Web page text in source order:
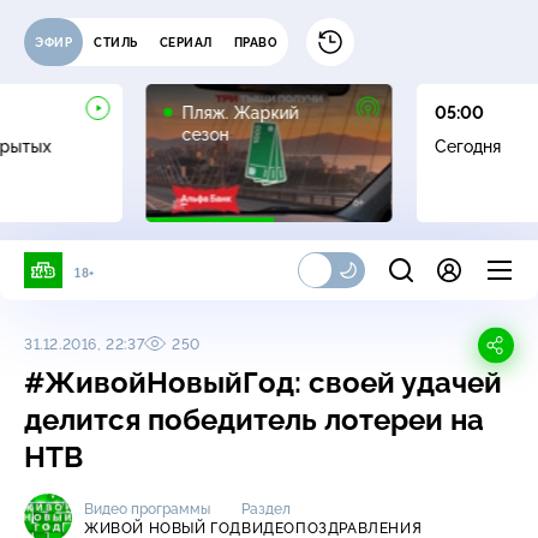
ЭФИР СТИЛЬ СЕРИАЛ ПРАВО
Пляж. Жаркий
сезон
16+
05:00
Сегодня
18+
31.12.2016, 22:37 250
#ЖивойНовыйГод: своей удачей
делится победитель лотереи на
НТВ
Видео программы
ЖИВОЙ НОВЫЙ ГОД
Раздел
ВИДЕОПОЗДРАВЛЕНИЯ